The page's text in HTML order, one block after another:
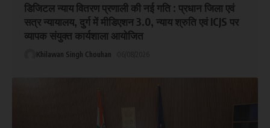
डिजिटल न्याय वितरण प्रणाली की नई गति : प्रधान जिला एवं
सत्र न्यायालय, दुर्ग में मीडिएशन 3.0, न्याय श्रुति एवं ICJS पर
व्यापक संयुक्त कार्यशाला आयोजित
Khilawan Singh Chouhan